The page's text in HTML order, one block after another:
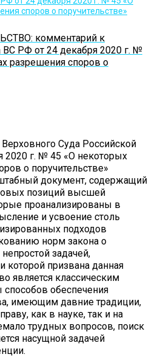
комментарий к
РФ от 24 декабря 2020 г. №
разрешения споров о
Суда Российской
2020 г. № 45 «О некоторых
о поручительстве»
документ, содержащий
позиций высшей
проанализированы в
и усвоение столь
подходов
норм закона о
задачей,
которой призвана данная
является классическим
обеспечения
имеющим давние традиции,
как в науке, так и на
трудных вопросов, поиск
насущной задачей